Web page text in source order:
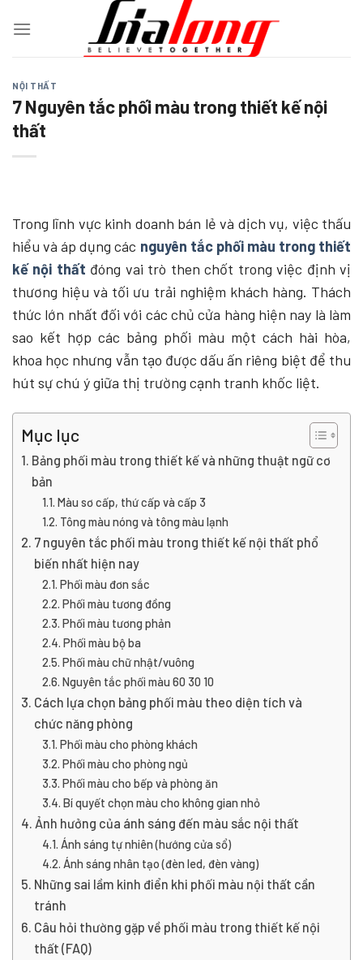
đến
NỘI THẤT
7 Nguyên tắc phối màu trong thiết kế nội
thất
Trong lĩnh vực kinh doanh bán lẻ và dịch vụ, việc thấu
hiểu và áp dụng các nguyên tắc phối màu trong thiết
kế nội thất đóng vai trò then chốt trong việc định vị
thương hiệu và tối ưu trải nghiệm khách hàng. Thách
thức lớn nhất đối với các chủ cửa hàng hiện nay là làm
sao kết hợp các bảng phối màu một cách hài hòa,
khoa học nhưng vẫn tạo được dấu ấn riêng biệt để thu
hút sự chú ý giữa thị trường cạnh tranh khốc liệt.
Mục lục
Bảng phối màu trong thiết kế và những thuật ngữ cơ
bản
Màu sơ cấp, thứ cấp và cấp 3
Tông màu nóng và tông màu lạnh
7 nguyên tắc phối màu trong thiết kế nội thất phổ
biến nhất hiện nay
Phối màu đơn sắc
Phối màu tương đồng
Phối màu tương phản
Phối màu bộ ba
Phối màu chữ nhật/vuông
Nguyên tắc phối màu 60 30 10
Cách lựa chọn bảng phối màu theo diện tích và
chức năng phòng
Phối màu cho phòng khách
Phối màu cho phòng ngủ
Phối màu cho bếp và phòng ăn
Bí quyết chọn màu cho không gian nhỏ
Ảnh hưởng của ánh sáng đến màu sắc nội thất
Ánh sáng tự nhiên (hướng cửa sổ)
Ánh sáng nhân tạo (đèn led, đèn vàng)
Những sai lầm kinh điển khi phối màu nội thất cần
tránh
Câu hỏi thường gặp về phối màu trong thiết kế nội
thất (FAQ)